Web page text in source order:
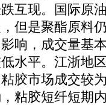
互现。国际原
但是聚酯原料
响，成交量基
水平。江浙地
胶市场成交较
粘胶短纤短期